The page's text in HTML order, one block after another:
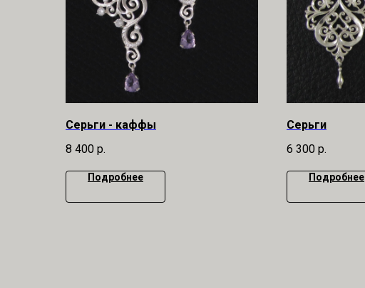
Серьги - каффы
8 400 р.
Подробнее
Серьги
6 300 р.
Подробнее